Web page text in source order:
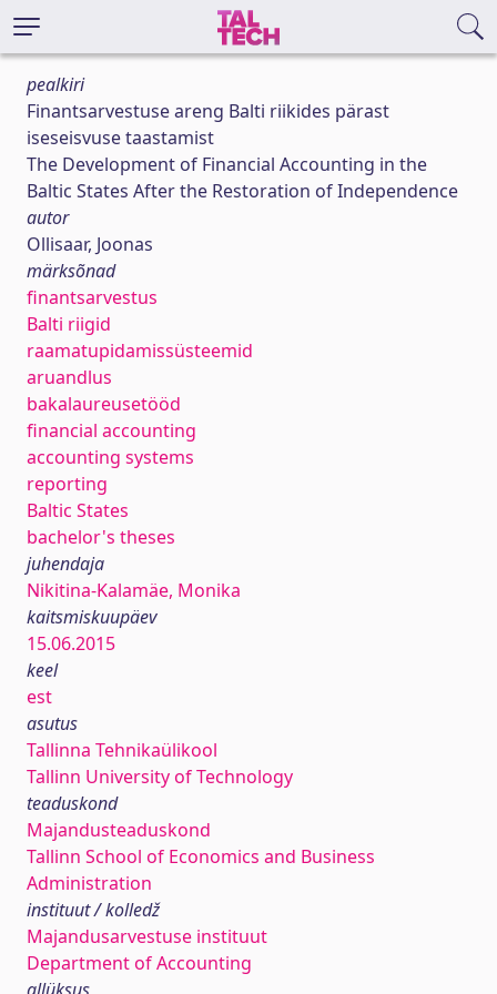
pealkiri
Finantsarvestuse areng Balti riikides pärast
iseseisvuse taastamist
The Development of Financial Accounting in the
Baltic States After the Restoration of Independence
autor
Ollisaar, Joonas
märksõnad
finantsarvestus
Balti riigid
raamatupidamissüsteemid
aruandlus
bakalaureusetööd
financial accounting
accounting systems
reporting
Baltic States
bachelor's theses
juhendaja
Nikitina-Kalamäe, Monika
kaitsmiskuupäev
15.06.2015
keel
est
asutus
Tallinna Tehnikaülikool
Tallinn University of Technology
teaduskond
Majandusteaduskond
Tallinn School of Economics and Business
Administration
instituut / kolledž
Majandusarvestuse instituut
Department of Accounting